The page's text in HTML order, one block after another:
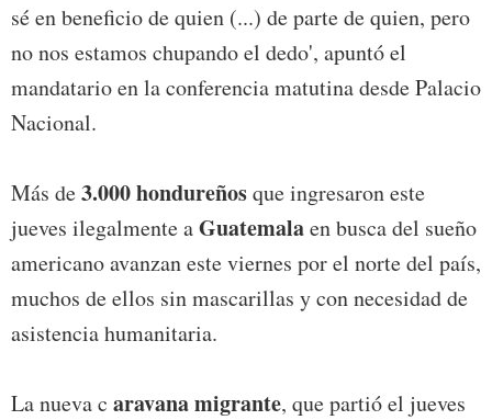
sé en beneficio de quien (...) de parte de quien, pero
no nos estamos chupando el dedo', apuntó el
mandatario en la conferencia matutina desde Palacio
Nacional.
Más de3.000 hondureñosque ingresaron este
jueves ilegalmente aGuatemalaen busca del sueño
americano avanzan este viernes por el norte del país,
muchos de ellos sin mascarillas y con necesidad de
asistencia humanitaria.
La nueva c aravana migrante, que partió el jueves